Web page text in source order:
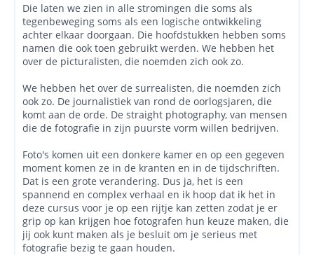
Die laten we zien in alle stromingen die soms als
tegenbeweging soms als een logische ontwikkeling
achter elkaar doorgaan. Die hoofdstukken hebben soms
namen die ook toen gebruikt werden. We hebben het
over de picturalisten, die noemden zich ook zo.
We hebben het over de surrealisten, die noemden zich
ook zo. De journalistiek van rond de oorlogsjaren, die
komt aan de orde. De straight photography, van mensen
die de fotografie in zijn puurste vorm willen bedrijven.
Foto's komen uit een donkere kamer en op een gegeven
moment komen ze in de kranten en in de tijdschriften.
Dat is een grote verandering. Dus ja, het is een
spannend en complex verhaal en ik hoop dat ik het in
deze cursus voor je op een rijtje kan zetten zodat je er
grip op kan krijgen hoe fotografen hun keuze maken, die
jij ook kunt maken als je besluit om je serieus met
fotografie bezig te gaan houden.